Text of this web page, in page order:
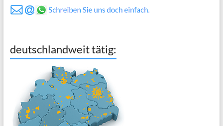
deutschlandweit tätig: